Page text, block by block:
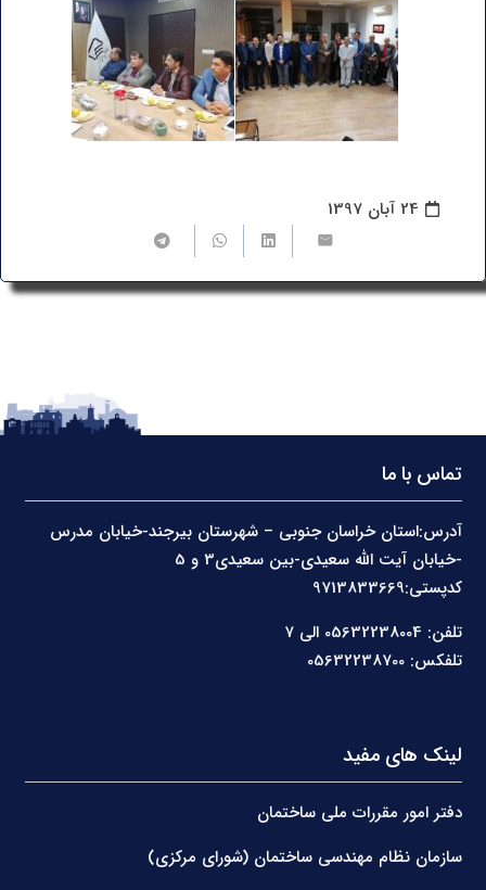
24 آبان 1397
تماس با ما
آدرس:استان خراسان جنوبی – شهرستان بیرجند-خیابان مدرس
کدپستی:9713833669
تلفن: 05632238004 الی 7
تلفکس: 05632238700
لینک های مفید
دفتر امور مقررات ملی ساختمان
سازمان نظام مهندسی ساختمان (شورای مرکزی)